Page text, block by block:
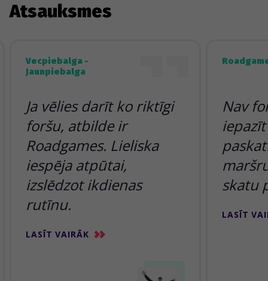
Atsauksmes
Vecpiebalga -
Jaunpiebalga
Ja vēlies darīt ko riktīgi
foršu, atbilde ir
Roadgames. Lieliska
iespēja atpūtai,
izslēdzot ikdienas
rutīnu.
LASĪT VAIRĀK
Nav
skatu
LASĪT